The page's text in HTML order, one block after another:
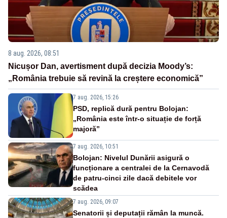
8 aug. 2026, 08:51
Nicușor Dan, avertisment după decizia Moody’s:
„România trebuie să revină la creștere economică”
7 aug. 2026, 15:26
PSD, replică dură pentru Bolojan:
„România este într-o situație de forță
majoră”
7 aug. 2026, 10:51
Bolojan: Nivelul Dunării asigură o
funcționare a centralei de la Cernavodă
de patru-cinci zile dacă debitele vor
scădea
7 aug. 2026, 09:07
Senatorii și deputații rămân la muncă.